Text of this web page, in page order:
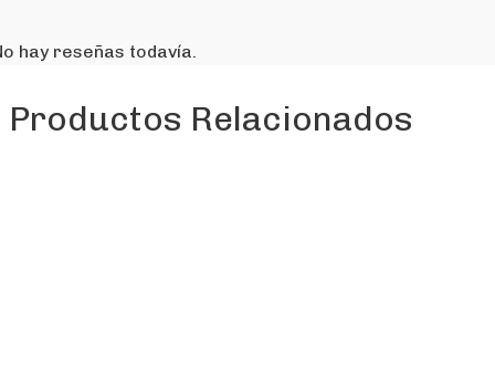
hay reseñas todavía.
Productos Relacionados